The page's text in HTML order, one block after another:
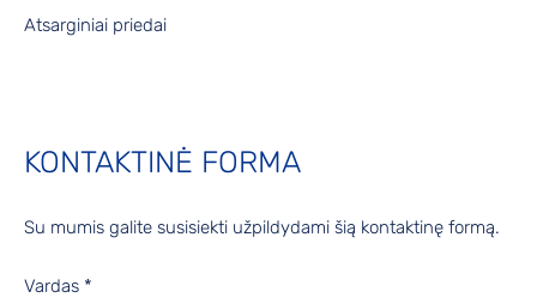
Atsarginiai priedai
KONTAKTINĖ FORMA
Su mumis galite susisiekti užpildydami šią kontaktinę formą.
Vardas *